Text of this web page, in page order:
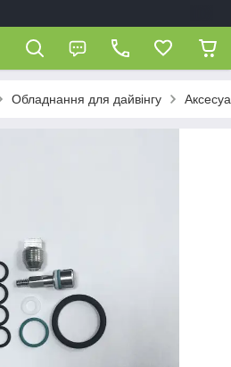
Обладнання для дайвінгу